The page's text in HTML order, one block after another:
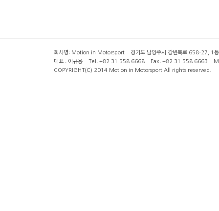
회사명: Motion in Motorsport 경기도 남양주시 강변북로 658-27,
대표 : 이규용 Tel: +82 31 558 6668 Fax: +82 31 558 6663
COPYRIGHT(C) 2014 Motion in Motorsport All rights reserved.